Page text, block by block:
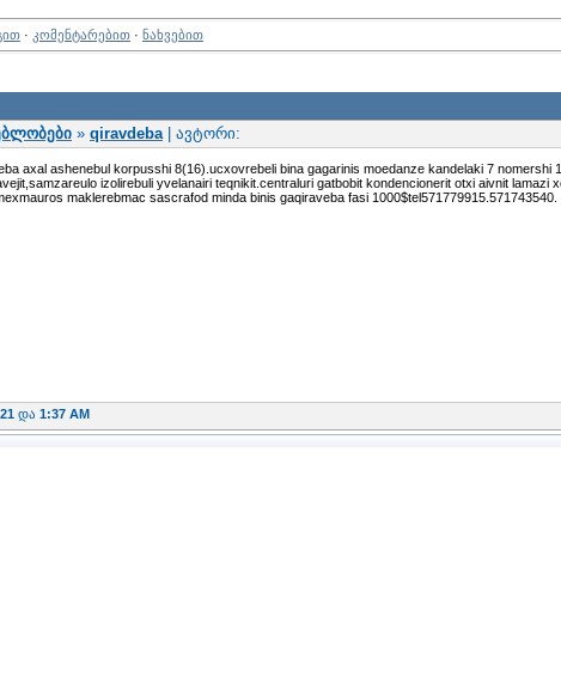
· კომენტარებით · ნახვებით
» qiravdeba | ავტორი:
axal ashenebul korpusshi 8(16).ucxovrebeli bina gagarinis moedanze kandelaki 7 nomershi
izolirebuli yvelanairi teqnikit.centraluri gatbobit kondencionerit otxi aivnit lamazi
maklerebmac sascrafod minda binis gaqiraveba fasi 1000$tel571779915.571743540.
და 1:37 AM